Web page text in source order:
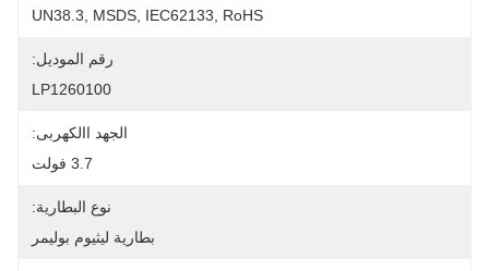
UN38.3, MSDS, IEC62133, RoHS
رقم الموديل:
LP1260100
الجهد االكهربى:
3.7 فولت
نوع البطارية:
بطارية ليثيوم بوليمر